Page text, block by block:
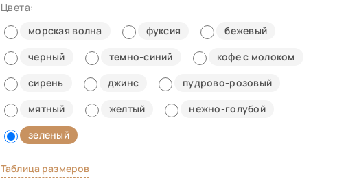
Цвета:
морская волна
фуксия
бежевый
черный
темно-синий
кофе с молоком
сирень
джинс
пудрово-розовый
мятный
желтый
нежно-голубой
зеленый
Таблица размеров